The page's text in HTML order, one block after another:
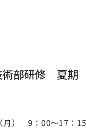
術部研修 夏期
月） 9：00～17：15